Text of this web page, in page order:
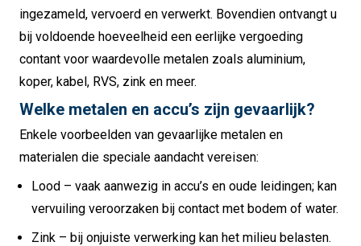
ingezameld, vervoerd en verwerkt. Bovendien ontvangt u
bij voldoende hoeveelheid een eerlijke vergoeding
contant voor waardevolle metalen zoals aluminium,
koper, kabel, RVS, zink en meer.
Welke metalen en accu’s zijn gevaarlijk?
Enkele voorbeelden van gevaarlijke metalen en
materialen die speciale aandacht vereisen:
Lood – vaak aanwezig in accu’s en oude leidingen; kan
vervuiling veroorzaken bij contact met bodem of water.
Zink – bij onjuiste verwerking kan het milieu belasten.